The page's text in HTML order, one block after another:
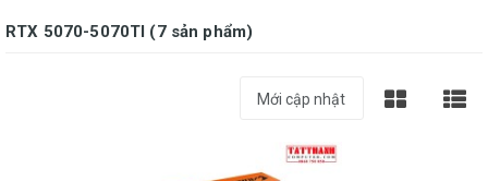
RTX 5070-5070TI (7 sản phẩm)